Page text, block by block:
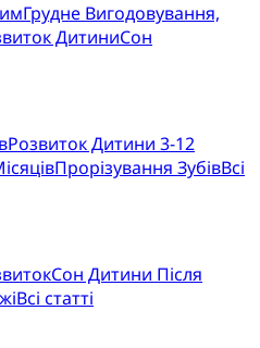
Грудне Вигодовування,
ДитиниСон
Розвиток Дитини 3-12
Прорізування ЗубівВсі
Cон Дитини Після
Всі статті